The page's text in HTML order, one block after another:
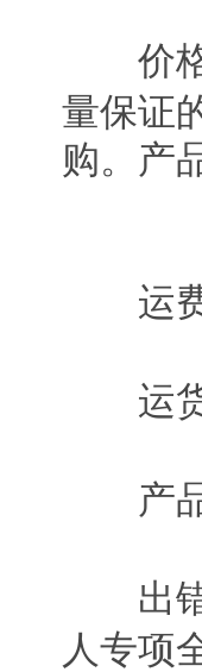
价格
量保证
购。产
运费
运货
产品
出错
人专项